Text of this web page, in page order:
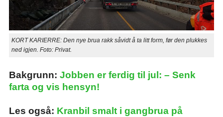
KORT KARIERRE: Den nye brua rakk såvidt å ta litt form, før den plukkes
ned igjen. Foto: Privat.
Bakgrunn: Jobben er ferdig til jul: – Senk
farta og vis hensyn!
Les også: Kranbil smalt i gangbrua på